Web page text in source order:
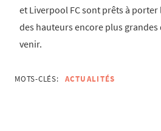
et Liverpool FC sont prêts à
des hauteurs encore plus grandes
venir.
MOTS-CLÉS: ACTUALITÉS